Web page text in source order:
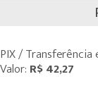
PIX /
Valor: R$ 42,27